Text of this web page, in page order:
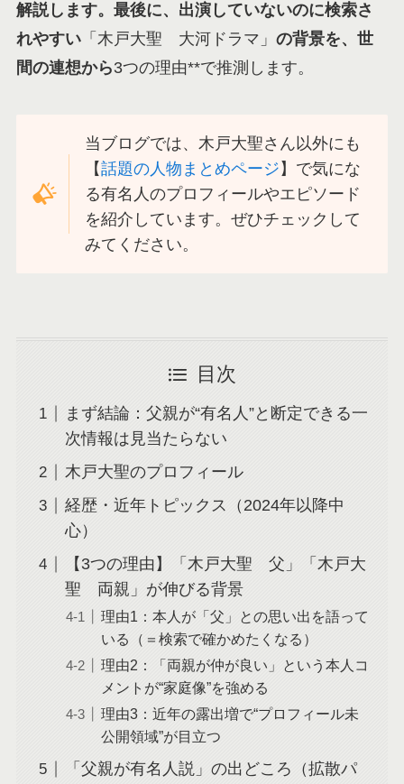
解説します。最後に、出演していないのに検索さ
れやすい「木戸大聖 大河ドラマ」 の背景を、世
間の連想から3つの理由**で推測します。
当ブログでは、木戸大聖さん以外にも
【話題の人物まとめページ 】で気にな
る有名人のプロフィールやエピソード
を紹介しています。ぜひチェックして
みてください。
目次
まず結論：父親が“有名人”と断定できる一
次情報は見当たらない
木戸大聖のプロフィール
経歴・近年トピックス（2024年以降中
心）
【3つの理由】「木戸大聖 父」「木戸大
聖 両親」が伸びる背景
理由1：本人が「父」との思い出を語って
いる（＝検索で確かめたくなる）
理由2：「両親が仲が良い」という本人コ
メントが“家庭像”を強める
理由3：近年の露出増で“プロフィール未
公開領域”が目立つ
「父親が有名人説」の出どころ（拡散パ